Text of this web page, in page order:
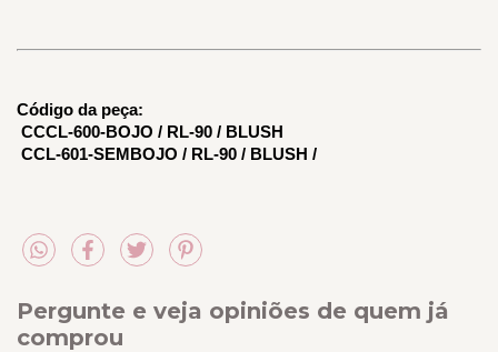
Código da peça:
CCCL-600-BOJO / RL-90 / BLUSH
CCL-601-SEMBOJO / RL-90 / BLUSH /
Pergunte e veja opiniões de quem já
comprou